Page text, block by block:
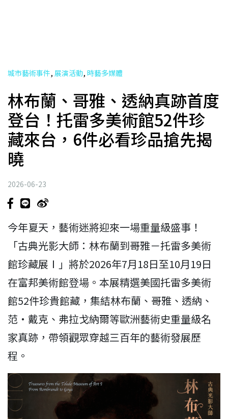
城市藝術事件, 展演活動, 時藝多媒體
林布蘭、哥雅、透納真跡首度
登台！托雷多美術館52件珍
藏來台，6件必看珍品搶先揭
曉
2026-06-23
今年夏天，藝術迷將迎來一場重量級盛事！
「古典光影大師：林布蘭到哥雅－托雷多美術
館珍藏展Ⅰ」將於2026年7月18日至10月19日
在富邦美術館登場。本展精選美國托雷多美術
館52件珍貴館藏，集結林布蘭、哥雅、透納、
范・戴克、弗拉戈納爾等歐洲藝術史重量級名
家真跡，帶領觀眾穿越三百年的藝術發展歷
程。